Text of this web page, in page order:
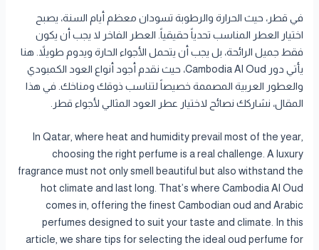
في قطر، حيث الحرارة والرطوبة تسودان معظم أيام السنة، يصبح
اختيار العطر المناسب تحدياً حقيقياً. العطر الفاخر لا يجب أن يكون
فقط جميل الرائحة، بل يجب أن يتحمل الأجواء الحارة ويدوم طويلاً. هنا
يأتي دور Cambodia Al Oud، حيث نقدم أجود أنواع العود الكمبودي
والعطور العربية المصممة خصيصاً لتناسب ذوقك ومناخك. في هذا
المقال، نشاركك نصائح لاختيار عطر العود المثالي لأجواء قطر.
In Qatar, where heat and humidity prevail most of the year,
choosing the right perfume is a real challenge. A luxury
fragrance must not only smell beautiful but also withstand the
hot climate and last long. That’s where Cambodia Al Oud
comes in, offering the finest Cambodian oud and Arabic
perfumes designed to suit your taste and climate. In this
article, we share tips for selecting the ideal oud perfume for